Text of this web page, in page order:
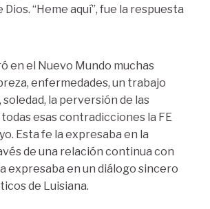
Dios. “Heme aquí”, fue la respuesta
en el Nuevo Mundo muchas
enfermedades, un trabajo
soledad, la perversión de las
esas contradicciones la FE
Esta fe la expresaba en la
de una relación continua con
expresaba en un diálogo sincero
de Luisiana.